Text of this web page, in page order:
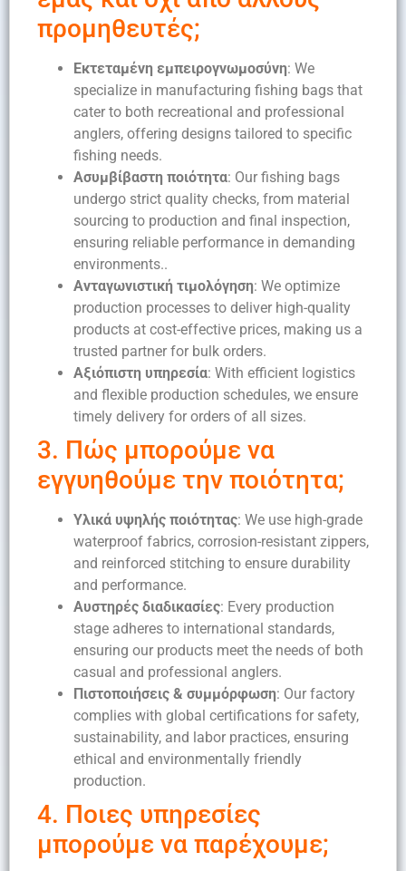
προμηθευτές;
Εκτεταμένη εμπειρογνωμοσύνη: We
specialize in manufacturing fishing bags that
cater to both recreational and professional
anglers, offering designs tailored to specific
fishing needs.
Ασυμβίβαστη ποιότητα: Our fishing bags
undergo strict quality checks, from material
sourcing to production and final inspection,
ensuring reliable performance in demanding
environments..
Ανταγωνιστική τιμολόγηση: We optimize
production processes to deliver high-quality
products at cost-effective prices, making us a
trusted partner for bulk orders.
Αξιόπιστη υπηρεσία: With efficient logistics
and flexible production schedules, we ensure
timely delivery for orders of all sizes.
3. Πώς μπορούμε να
εγγυηθούμε την ποιότητα;
Υλικά υψηλής ποιότητας: We use high-grade
waterproof fabrics, corrosion-resistant zippers,
and reinforced stitching to ensure durability
and performance.
Αυστηρές διαδικασίες: Every production
stage adheres to international standards,
ensuring our products meet the needs of both
casual and professional anglers.
Πιστοποιήσεις & συμμόρφωση: Our factory
complies with global certifications for safety,
sustainability, and labor practices, ensuring
ethical and environmentally friendly
production.
4. Ποιες υπηρεσίες
μπορούμε να παρέχουμε;